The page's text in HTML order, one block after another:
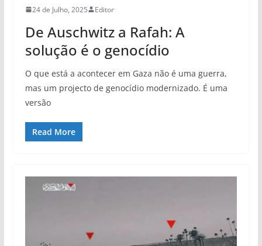
24 de Julho, 2025 Editor
De Auschwitz a Rafah: A
solução é o genocídio
O que está a acontecer em Gaza não é uma guerra,
mas um projecto de genocídio modernizado. É uma
versão
Read More